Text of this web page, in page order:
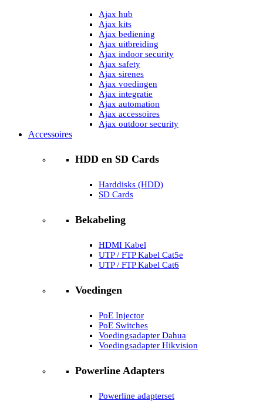
Ajax hub
Ajax kits
Ajax bediening
Ajax uitbreiding
Ajax indoor security
Ajax safety
Ajax sirenes
Ajax voedingen
Ajax integratie
Ajax automation
Ajax accessoires
Ajax outdoor security
Accessoires
HDD en SD Cards
Harddisks (HDD)
SD Cards
Bekabeling
HDMI Kabel
UTP / FTP Kabel Cat5e
UTP / FTP Kabel Cat6
Voedingen
PoE Injector
PoE Switches
Voedingsadapter Dahua
Voedingsadapter Hikvision
Powerline Adapters
Powerline adapterset